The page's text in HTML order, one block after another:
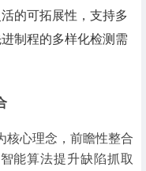
的可拓展性，支持多
制程的多样化检测需
核心理念，前瞻性整合
能算法提升缺陷抓取